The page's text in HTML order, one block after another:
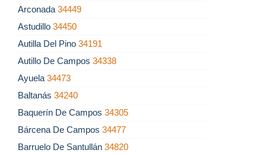
Arconada 34449
Astudillo 34450
Autilla Del Pino 34191
Autillo De Campos 34338
Ayuela 34473
Baltanás 34240
Baquerín De Campos 34305
Bárcena De Campos 34477
Barruelo De Santullán 34820